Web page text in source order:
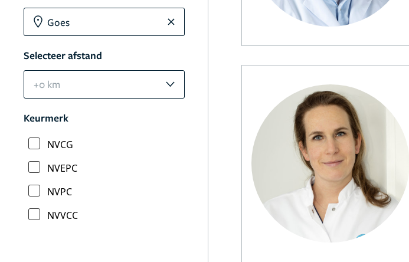
Selecteer afstand
+0 km
Keurmerk
NVCG
NVEPC
NVPC
NVVCC